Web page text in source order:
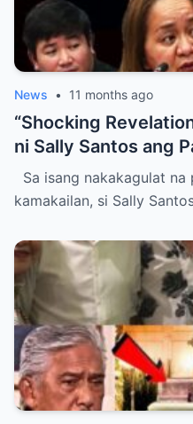
News • 11 months ago
“Shocking
ni Sally Santos ang
Karton na Pera sa
Lihim na
Engraver,
Nakarinig!”
Sa isang nakakagulat na
kamakailan, si Sally